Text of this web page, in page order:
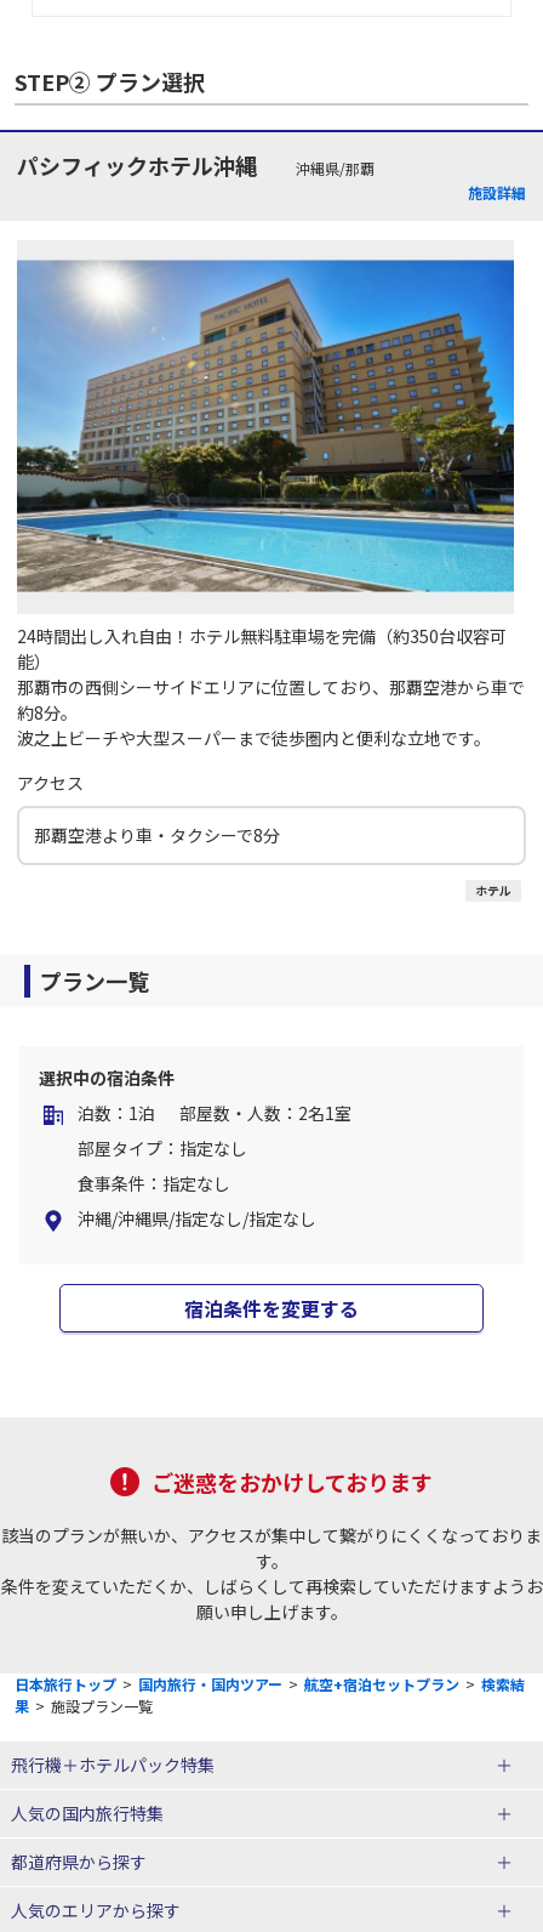
STEP② プラン選択
パシフィックホテル沖縄
沖縄県/那覇
施設詳細
24時間出し入れ自由！ホテル無料駐車場を完備（約350台収容可
能）
那覇市の西側シーサイドエリアに位置しており、那覇空港から車で
約8分。
波之上ビーチや大型スーパーまで徒歩圏内と便利な立地です。
アクセス
那覇空港より車・タクシーで8分
ホテル
プラン一覧
選択中の宿泊条件
泊数：1泊
部屋数・人数：2名1室
部屋タイプ：指定なし
食事条件：指定なし
沖縄/沖縄県/指定なし/指定なし
宿泊条件を変更する
ご迷惑をおかけしております
該当のプランが無いか、アクセスが集中して繋がりにくくなっておりま
す。
条件を変えていただくか、しばらくして再検索していただけますようお
願い申し上げます。
日本旅行トップ > 国内旅行・国内ツアー > 航空+宿泊セットプラン > 検索結
果 > 施設プラン一覧
飛行機＋ホテルパック特集
赤い風船ダイナミックパッケージ
ＪＡＬで行く飛行機+ホテルパック
人気の国内旅行特集
東京ディズニーリゾート®への旅
ユニバーサル・スタジオ・ジャパ
都道府県から探す
人気のエリアから探す